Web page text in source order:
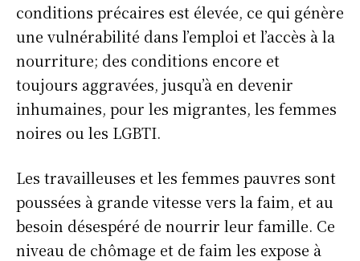
conditions précaires est élevée, ce qui génère
une vulnérabilité dans l’emploi et l’accès à la
nourriture; des conditions encore et
toujours aggravées, jusqu’à en devenir
inhumaines, pour les migrantes, les femmes
noires ou les LGBTI.
Les travailleuses et les femmes pauvres sont
poussées à grande vitesse vers la faim, et au
besoin désespéré de nourrir leur famille. Ce
niveau de chômage et de faim les expose à